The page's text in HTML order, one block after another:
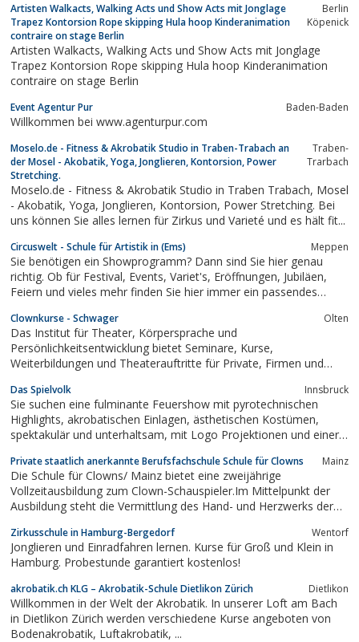
Zirkuspädagogik oder Zirkuskünsten. Er ist berufsbegleitend, mit
Kursen hauptsächlich abends und an...
Artisten Walkacts, Walking Acts und Show Acts mit Jonglage
Trapez Kontorsion Rope skipping Hula hoop Kinderanimation
contraire on stage Berlin
Berlin
Köpenick
Artisten Walkacts, Walking Acts und Show Acts mit Jonglage
Trapez Kontorsion Rope skipping Hula hoop Kinderanimation
contraire on stage Berlin
Event Agentur Pur Baden-Baden
Willkommen bei www.agenturpur.com
Moselo.de - Fitness & Akrobatik Studio in Traben-Trabach an
der Mosel - Akobatik, Yoga, Jonglieren, Kontorsion, Power
Stretching.
Traben-
Trarbach
Moselo.de - Fitness & Akrobatik Studio in Traben Trabach, Mosel
- Akobatik, Yoga, Jonglieren, Kontorsion, Power Stretching. Bei
uns können Sie alles lernen für Zirkus und Varieté und es hält fit...
Circuswelt - Schule für Artistik in (Ems) Meppen
Sie benötigen ein Showprogramm? Dann sind Sie hier genau
richtig. Ob für Festival, Events, Variet's, Eröffnungen, Jubiläen,
Feiern und vieles mehr finden Sie hier immer ein passendes
Clownkurse - Schwager Olten
Das Institut für Theater, Körpersprache und
Persönlichkeitsentwicklung bietet Seminare, Kurse,
Weiterbildungen und Theaterauftritte für Private, Firmen und
Clownausbildung Clownschule Clownkurs Ausbildung Schweiz
Olten Clown Schauspielschule Kabarett Comedy Theater Bühne...
Das Spielvolk Innsbruck
Sie suchen eine fulminante Feuershow mit pyrotechnischen
Highlights, akrobatischen Einlagen, ästhetischen Kostümen,
spektakulär und unterhaltsam, mit Logo Projektionen und einer
Spielvolk macht auch Ihre Träume wahr.
Private staatlich anerkannte Berufsfachschule Schule für Clowns Mainz
Die Schule für Clowns/ Mainz bietet eine zweijährige
Vollzeitausbildung zum Clown-Schauspieler.Im Mittelpunkt der
Ausbildung steht die Vermittlung des Hand- und Herzwerks der
durch ein vielseitiges Angebot an Nebenfächern. Zur Vertiefung
wählt jeder Schüler eine...
Zirkusschule in Hamburg-Bergedorf Wentorf
Jonglieren und Einradfahren lernen. Kurse für Groß und Klein in
Hamburg. Probestunde garantiert kostenlos!
akrobatik.ch KLG – Akrobatik-Schule Dietlikon Zürich Dietlikon
Willkommen in der Welt der Akrobatik. In unserer Loft am Bach
in Dietlikon Zürich werden verschiedene Kurse angeboten von
Bodenakrobatik, Luftakrobatik, ...